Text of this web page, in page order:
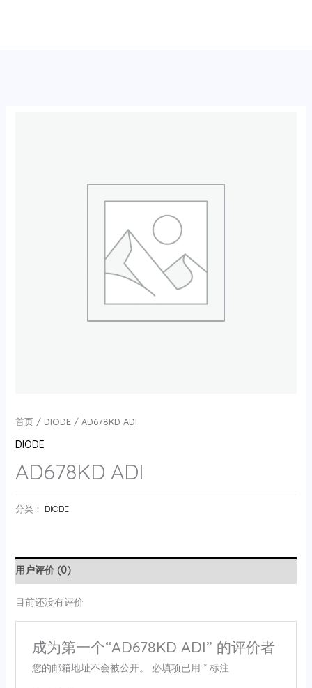
首页/ DIODE/ AD678KD ADI
DIODE
AD678KD ADI
分类： DIODE
用户评价 (0)
目前还没有评价
成为第一个“AD678KD ADI” 的评价者
您的邮箱地址不会被公开。 必填项已用 *标注